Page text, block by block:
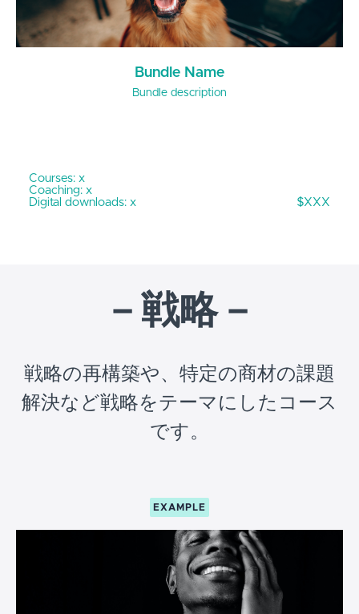
Bundle Name
Bundle description
Courses: x
Coaching: x
Digital downloads: x
$XXX
－戦略－
戦略の再構築や、特定の商材の課題
解決など戦略をテーマにしたコース
です。
EXAMPLE